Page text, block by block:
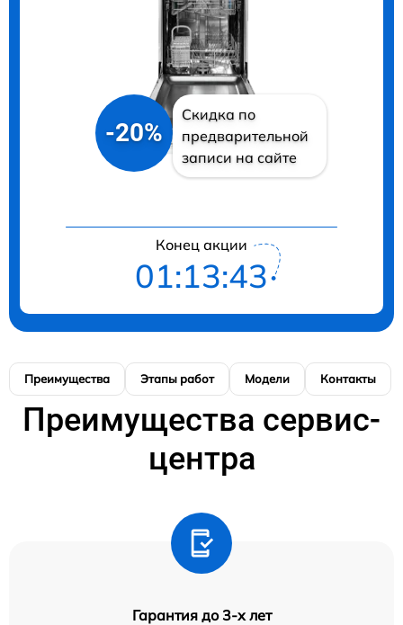
-20%
Скидка по
предварительной
записи на сайте
Конец акции
01:13:42
Преимущества Этапы работ Модели Контакты
Преимущества сервис-
центра
Гарантия до 3-х лет